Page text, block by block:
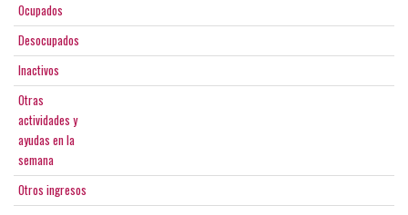
Ocupados
Desocupados
Inactivos
Otras
actividades y
ayudas en la
semana
Otros ingresos